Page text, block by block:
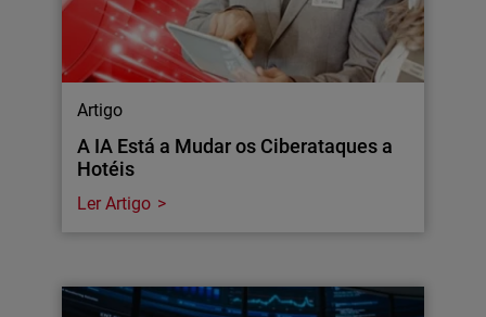
Artigo
A IA Está a Mudar os Ciberataques a
Hotéis
Ler Artigo